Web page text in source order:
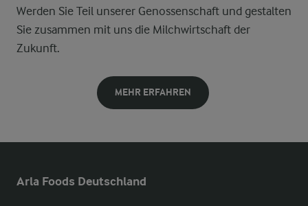
Werden Sie Teil unserer Genossenschaft und gestalten
Sie zusammen mit uns die Milchwirtschaft der
Zukunft.
MEHR ERFAHREN
Arla Foods Deutschland